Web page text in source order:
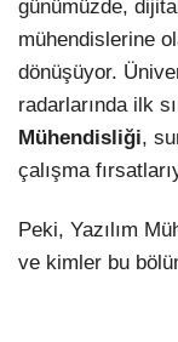
günümüzde,
mühendislerine
dönüşüyor.
radarlarında ilk
Mühendisliği,
çalışma
Peki, Yazılım
ve kimler bu